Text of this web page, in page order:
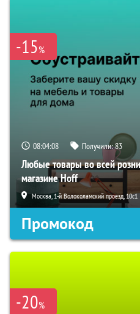
-15%
08:04:07 Получили:83
Любые товары во всей
магазине Hoff
Москва, 1-й Волоколамский проезд, 10с1
Промокод
-20%